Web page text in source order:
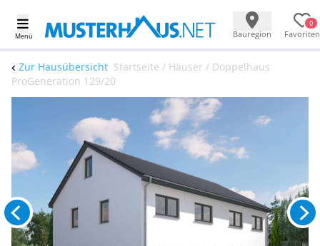
Menü Bauregion
0
Favoriten
Zur Hausübersicht Startseite / Häuser / Doppelhaus
ProGeneration 129/20